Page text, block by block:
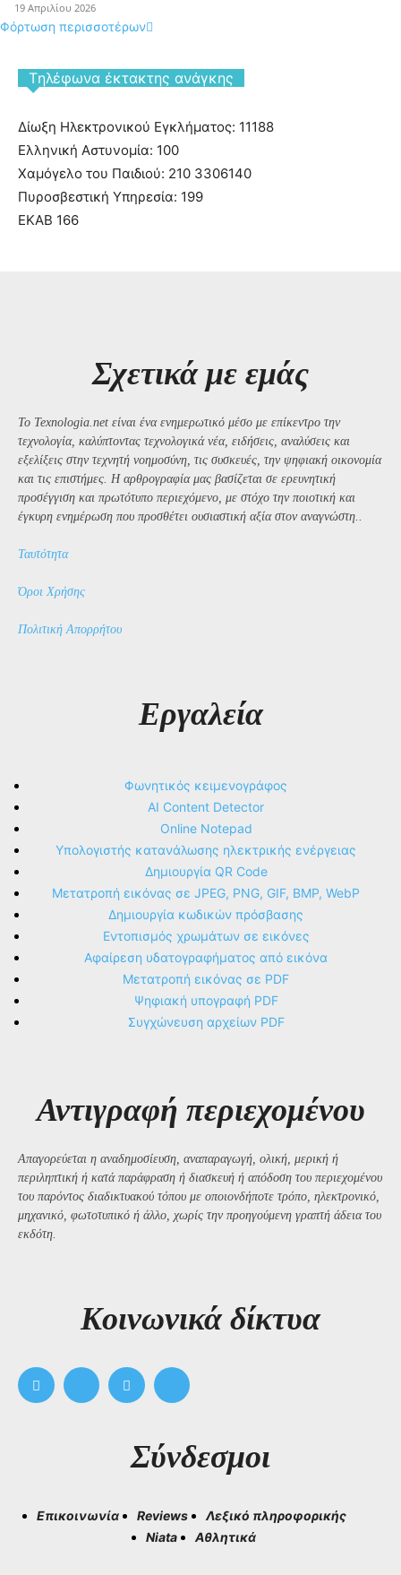
19 Απριλίου 2026
Φόρτωση περισσοτέρων
Tηλέφωνα έκτακτης ανάγκης
Δίωξη Ηλεκτρονικού Εγκλήματος: 11188
Ελληνική Αστυνομία: 100
Χαμόγελο του Παιδιού: 210 3306140
Πυροσβεστική Υπηρεσία: 199
ΕΚΑΒ 166
Σχετικά με εμάς
Το Texnologia.net είναι ένα ενημερωτικό μέσο με επίκεντρο την
τεχνολογία, καλύπτοντας τεχνολογικά νέα, ειδήσεις, αναλύσεις και
εξελίξεις στην τεχνητή νοημοσύνη, τις συσκευές, την ψηφιακή οικονομία
και τις επιστήμες. Η αρθρογραφία μας βασίζεται σε ερευνητική
προσέγγιση και πρωτότυπο περιεχόμενο, με στόχο την ποιοτική και
έγκυρη ενημέρωση που προσθέτει ουσιαστική αξία στον αναγνώστη..
Ταυτότητα
Όροι Χρήσης
Πολιτική Απορρήτου
Εργαλεία
Φωνητικός κειμενογράφος
AI Content Detector
Online Notepad
Υπολογιστής κατανάλωσης ηλεκτρικής ενέργειας
Δημιουργία QR Code
Μετατροπή εικόνας σε JPEG, PNG, GIF, BMP, WebP
Δημιουργία κωδικών πρόσβασης
Εντοπισμός χρωμάτων σε εικόνες
Αφαίρεση υδατογραφήματος από εικόνα
Μετατροπή εικόνας σε PDF
Ψηφιακή υπογραφή PDF
Συγχώνευση αρχείων PDF
Αντιγραφή περιεχομένου
Απαγορεύεται η αναδημοσίευση, αναπαραγωγή, ολική, μερική ή
περιληπτική ή κατά παράφραση ή διασκευή ή απόδοση του περιεχομένου
του παρόντος διαδικτυακού τόπου με οποιονδήποτε τρόπο, ηλεκτρονικό,
μηχανικό, φωτοτυπικό ή άλλο, χωρίς την προηγούμενη γραπτή άδεια του
εκδότη.
Kοινωνικά δίκτυα
Σύνδεσμοι
Επικοινωνία Reviews
Λεξικό πληροφορικής
Niata
Αθλητικά